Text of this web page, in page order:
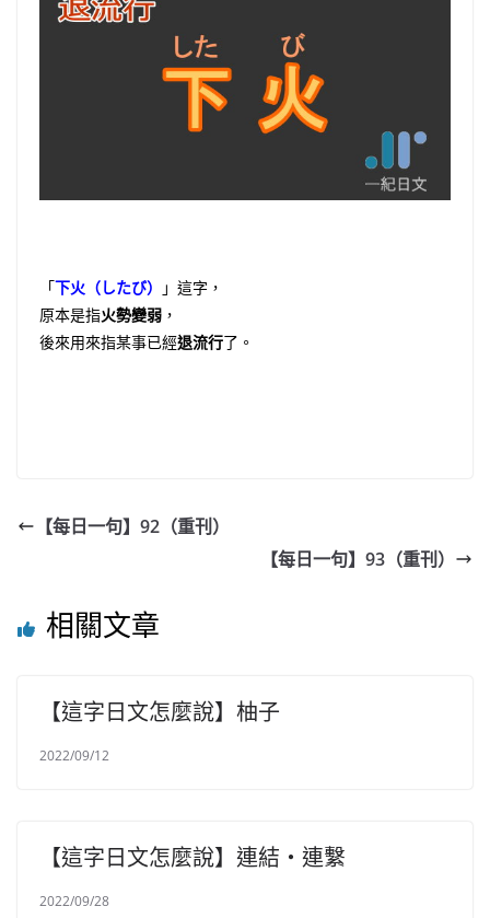
「下火（したび）
」這字，
原本是指火勢變弱 ，
後來用來指某事已經退流行了。
【每日一句】92（重刊）
【每日一句】93（重刊）
相關文章
【這字日文怎麼說】柚子
2022/09/12
【這字日文怎麼說】連結・連繫
2022/09/28